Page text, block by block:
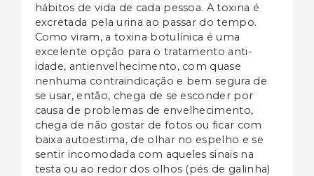
hábitos de vida de cada pessoa. A toxina é
excretada pela urina ao passar do tempo.
Como viram, a toxina botulínica é uma
excelente opção para o tratamento anti-
idade, antienvelhecimento, com quase
nenhuma contraindicação e bem segura de
se usar, então, chega de se esconder por
causa de problemas de envelhecimento,
chega de não gostar de fotos ou ficar com
baixa autoestima, de olhar no espelho e se
sentir incomodada com aqueles sinais na
testa ou ao redor dos olhos (pés de galinha)